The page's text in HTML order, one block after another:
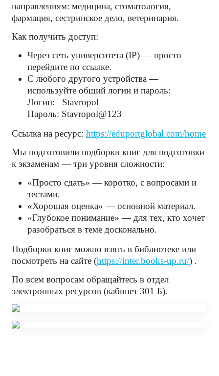
направлениям: медицина, стоматология,
фармация, сестринское дело, ветеринария.
Как получить доступ:
Через сеть университета (IP) — просто
перейдите по ссылке.
С любого другого устройства —
используйте общий логин и пароль:
Логин:
Stavropol
Пароль: Stavropol@123
Ссылка на ресурс: https://eduportglobal.com/home
Мы подготовили подборки книг для подготовки
к экзаменам — три уровня сложности:
«Просто сдать» — коротко, с вопросами и
тестами.
«Хорошая оценка» — основной материал.
«Глубокое понимание» — для тех, кто хочет
разобраться в теме досконально.
Подборки книг можно взять в библиотеке или
посмотреть на сайте (https://inter.books-up.ru/) .
По всем вопросам обращайтесь в отдел
электронных ресурсов (кабинет 301 Б).